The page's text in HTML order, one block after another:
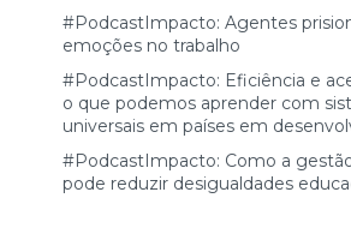
#PodcastImpacto: Agentes
emoções no trabalho
#PodcastImpacto: Eficiência e
o que podemos aprender com
universais em países em
#PodcastImpacto: Como a
pode reduzir desigualdades